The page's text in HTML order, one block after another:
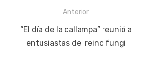
Navegación
entradas
Anterior
Publicación
anterior:
“El día de la callampa” reunió a
entusiastas del reino fungi